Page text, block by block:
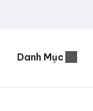
Danh Mục